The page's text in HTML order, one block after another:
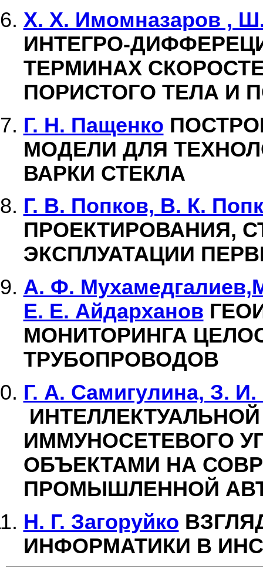
Х. Х. Имомназаров ,
ИНТЕГРО-
ТЕРМИНАХ
ПОРИСТОГО ТЕЛА И
Г. Н. Пащенко
МОДЕЛИ ДЛЯ
ВАРКИ СТЕКЛА
Г. В. Попков, В. К.
ПРОЕКТИРОВАНИЯ,
ЭКСПЛУАТАЦИИ
А. Ф.
Е. Е. Айдарханов
МОНИТОРИНГА
ТРУБОПРОВОДОВ
Г. А. Самигулина, З.
ИММУНОСЕТЕВОГО
ОБЪЕКТАМИ НА
ПРОМЫШЛЕННОЙ
Н. Г. Загоруйко
ИНФОРМАТИКИ В